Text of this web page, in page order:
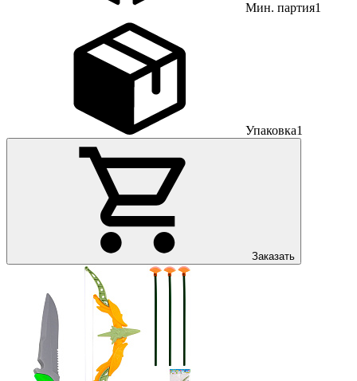
Мин. партия1
Упаковка1
Заказать